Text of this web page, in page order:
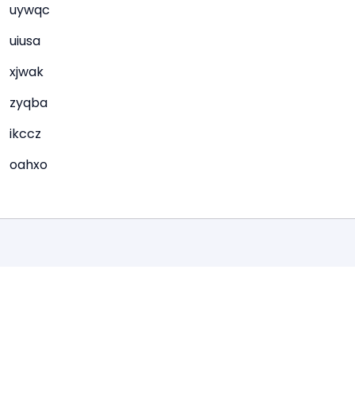
uywqc
uiusa
xjwak
zyqba
ikccz
oahxo